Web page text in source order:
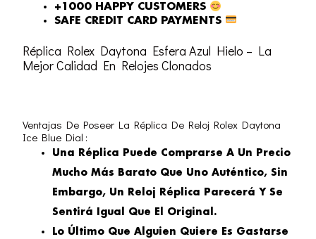
+1000 HAPPY CUSTOMERS
SAFE CREDIT CARD PAYMENTS
Réplica Rolex Daytona Esfera Azul Hielo – La
Mejor Calidad En Relojes Clonados
Ventajas De Poseer La Réplica De Reloj Rolex Daytona
Ice Blue Dial :
Una Réplica Puede Comprarse A Un Precio
Mucho Más Barato Que Uno Auténtico, Sin
Embargo, Un Reloj Réplica Parecerá Y Se
Sentirá Igual Que El Original.
Lo Último Que Alguien Quiere Es Gastarse